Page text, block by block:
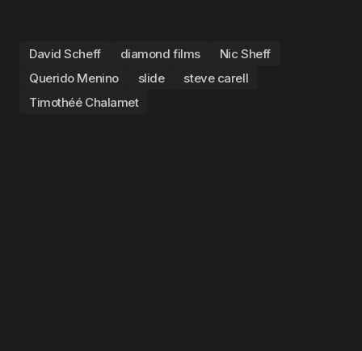
David Scheff diamond films
Nic Sheff
Querido Menino
slide
steve carell
Timothéé Chalamet